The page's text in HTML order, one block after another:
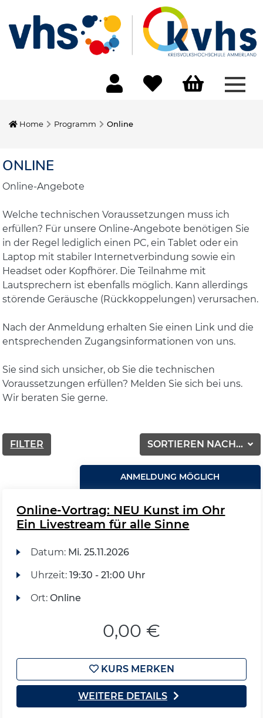
Home Programm Online
ONLINE
Online-Angebote
Welche technischen Voraussetzungen muss ich
erfüllen? Für unsere Online-Angebote benötigen Sie
in der Regel lediglich einen PC, ein Tablet oder ein
Laptop mit stabiler Internetverbindung sowie ein
Headset oder Kopfhörer. Die Teilnahme mit
Lautsprechern ist ebenfalls möglich. Kann allerdings
störende Geräusche (Rückkoppelungen) verursachen.
Nach der Anmeldung erhalten Sie einen Link und die
entsprechenden Zugangsinformationen von uns.
Sie sind sich unsicher, ob Sie die technischen
Voraussetzungen erfüllen? Melden Sie sich bei uns.
Wir beraten Sie gerne.
SORTIEREN NACH...
FILTER
ANMELDUNG MÖGLICH
Online-Vortrag: NEU Kunst im Ohr
Ein Livestream für alle Sinne
Datum: Mi. 25.11.2026
Uhrzeit: 19:30 - 21:00 Uhr
Ort: Online
0,00 €
KURS MERKEN
WEITERE DETAILS